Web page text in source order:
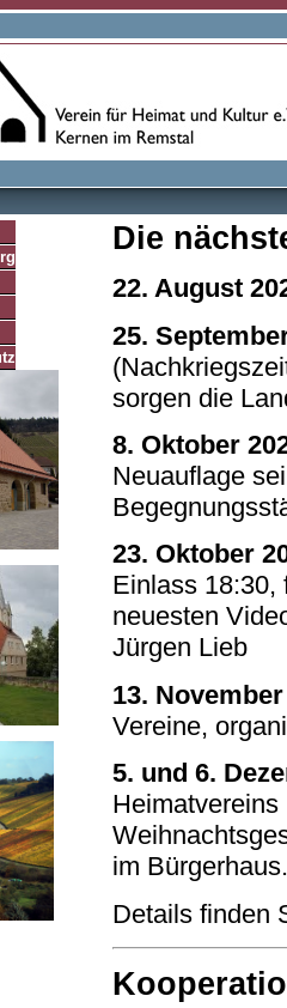
Die
22. August
25.
sorgen die
8. Oktober
Neuauflage
23. Oktober
Einlass 18:30,
neuesten
Jürgen Lieb
13.
Vereine,
5. und 6.
im Bürgerhaus.
Details finden